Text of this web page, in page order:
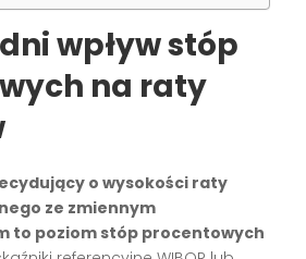
wpływ stóp
na raty
o wysokości raty
ze zmiennym
to poziom stóp procentowych